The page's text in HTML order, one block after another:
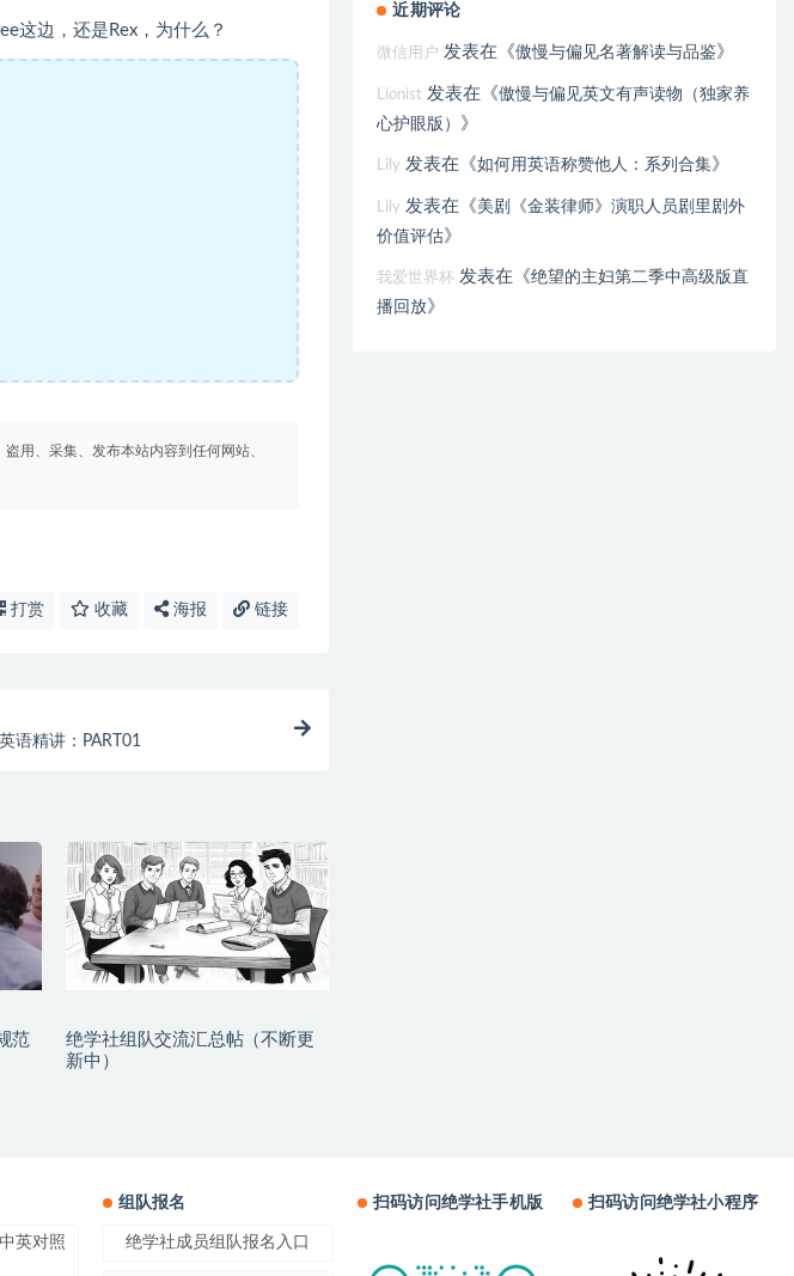
这边，还是Rex，为什么？
用、采集、发布本站内容到任何网站、
打赏 收藏 海报 链接
语精讲：PART01
范
绝学社组队交流汇总帖（不断更
新中）
近期评论
微信用户 发表在《傲慢与偏见名著解读与品鉴》
Lionist 发表在《傲慢与偏见英文有声读物（独家养
心护眼版） 》
Lily 发表在《如何用英语称赞他人：系列合集》
Lily 发表在《美剧《金装律师》演职人员剧里剧外
价值评估》
我爱世界杯 发表在《绝望的主妇第二季中高级版直
播回放》
英对照
组队报名
绝学社成员组队报名入口
扫码访问绝学社手机版 扫码访问绝学社小程序